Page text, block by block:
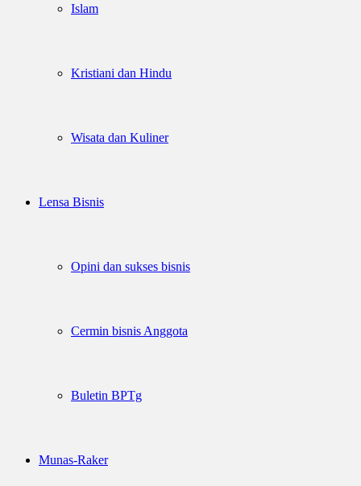
Islam
Kristiani dan Hindu
Wisata dan Kuliner
Lensa Bisnis
Opini dan sukses bisnis
Cermin bisnis Anggota
Buletin BPTg
Munas-Raker